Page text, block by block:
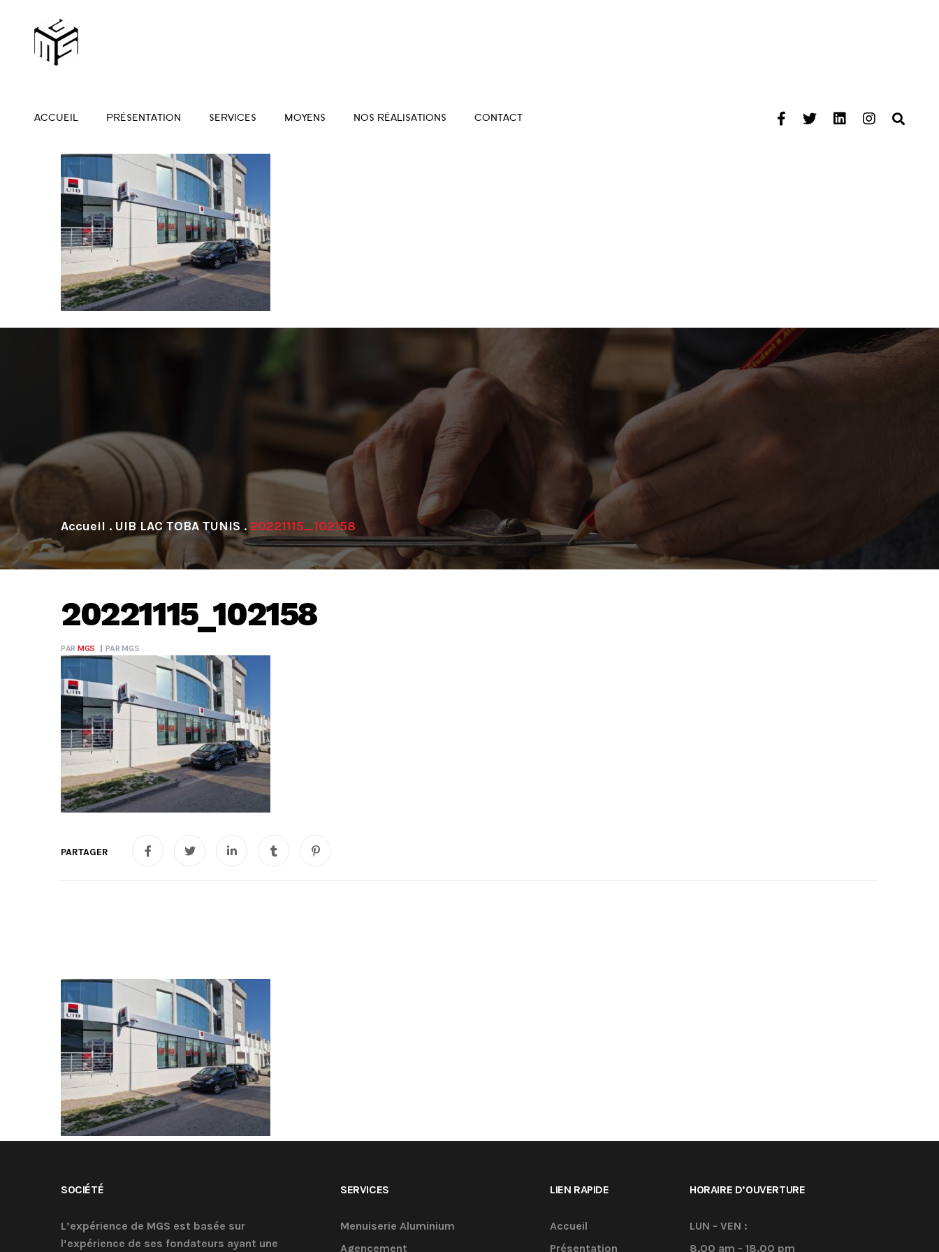
ACCUEIL PRÉSENTATION SERVICES MOYENS NOS RÉALISATIONS CONTACT
. UIB LAC TOBA TUNIS . 20221115_102158
20221115_102158
PAR MGS PARMGS
SOCIÉTÉ
L’expérience de MGS est basée sur
l’expérience de ses fondateurs ayant une
SERVICES
Menuiserie Aluminium
Agencement
LIEN RAPIDE
Accueil
Présentation
HORAIRE D’OUVERTURE
LUN - VEN :
8.00 am - 18.00 pm